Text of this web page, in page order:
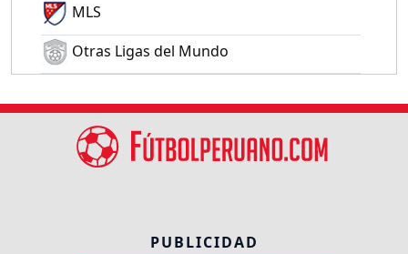
MLS
Otras Ligas del Mundo
PUBLICIDAD